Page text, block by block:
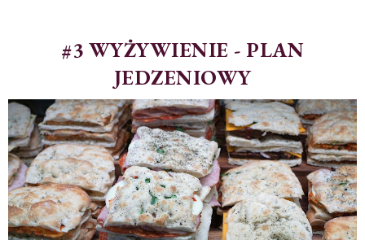
#3 WYŻYWIENIE - PLAN
JEDZENIOWY